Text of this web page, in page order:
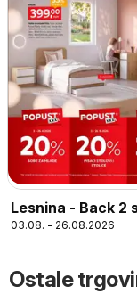
Lesnina - Back 2
03.08. - 26.08.2026
Ostale